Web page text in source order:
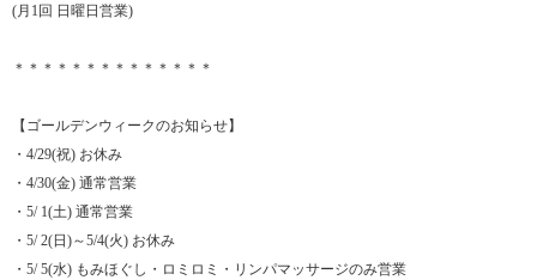
(月1回 日曜日営業)
＊＊＊＊＊＊＊＊＊＊＊＊＊＊
【ゴールデンウィークのお知らせ】
・4/29(祝) お休み
・4/30(金) 通常営業
・5/ 1(土) 通常営業
・5/ 2(日)～5/4(火) お休み
・5/ 5(水) もみほぐし・ロミロミ・リンパマッサージのみ営業